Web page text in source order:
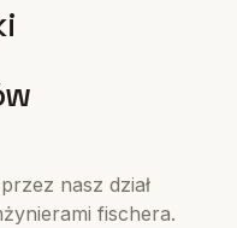
nasz dział
fischera.